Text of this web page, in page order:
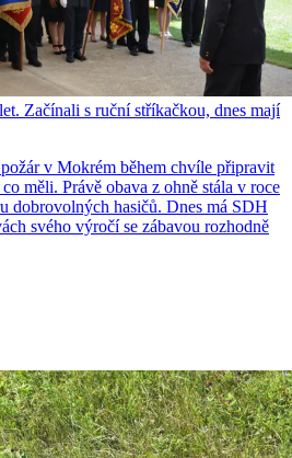
Začínali s ruční stříkačkou, dnes mají
v Mokrém během chvíle připravit
měli. Právě obava z ohně stála v roce
dobrovolných hasičů. Dnes má SDH
svého výročí se zábavou rozhodně